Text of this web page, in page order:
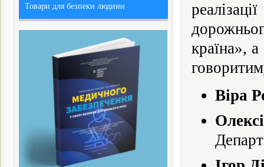
країна»,
Віра
Товари для безпеки людини